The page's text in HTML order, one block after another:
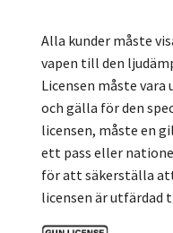
Alla kunder måste
vapen till den
Licensen måste
och gälla för den
licensen, måste en
ett pass eller
för att säkerställa
licensen är utfärdad